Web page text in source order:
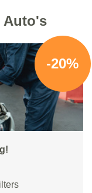
Auto's
-20%